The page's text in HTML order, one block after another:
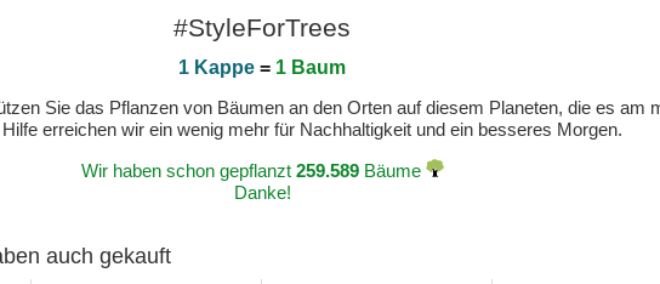
#StyleForTrees
1 Kappe = 1 Baum
Sie das Pflanzen von Bäumen an den Orten auf diesem Planeten, die es am
erreichen wir ein wenig mehr für Nachhaltigkeit und ein besseres Morgen.
Wir haben schon gepflanzt 259.589Bäume
Danke!
auch gekauft